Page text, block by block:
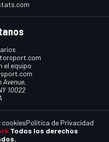
el equipo
Avenue,
10022
Todos los derechos
cookiesPolítica de Privacidad